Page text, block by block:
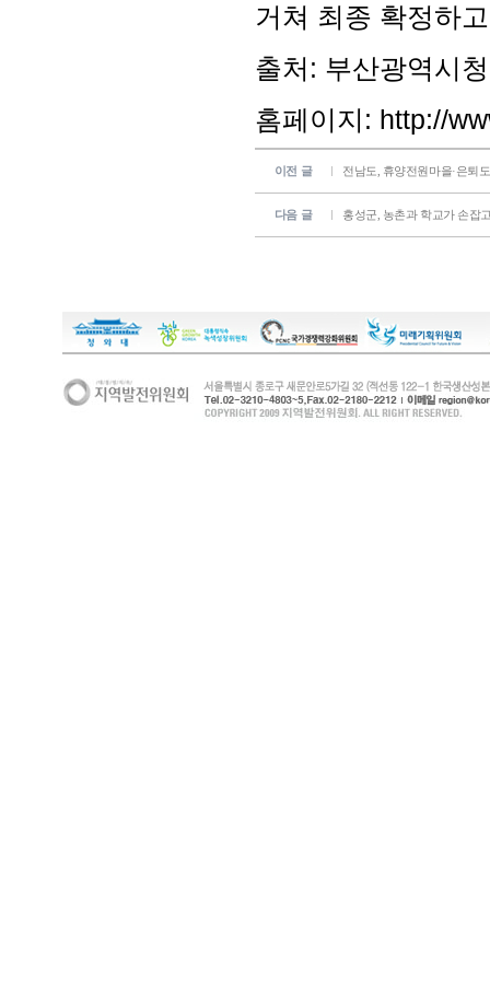
이전 글 전남도, 휴양전원마을·은퇴
다음 글 홍성군, 농촌과 학교가 손잡
거쳐 최종 확정하
출처: 부산광역시청
홈페이지: http://